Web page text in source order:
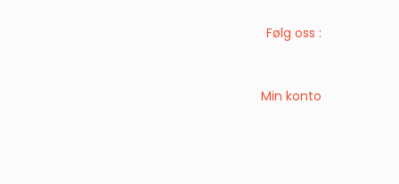
Følg oss :
Min konto